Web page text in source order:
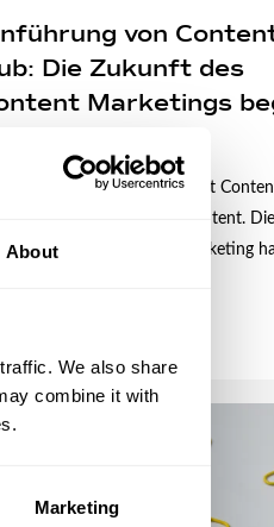
About
We also share
combine it with
Marketing
von
Die Zukunft des
Marketings
heutigen digitalen Zeitalter ist
– aber nicht irgendein Content. Die
an Content Marketing